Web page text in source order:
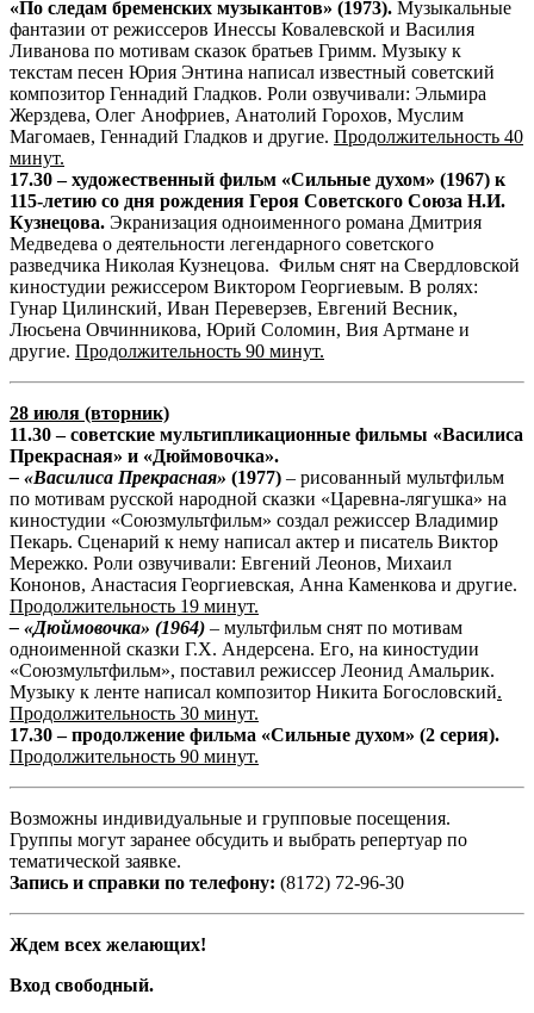
«По следам бременских музыкантов» (1973). Музыкальные
фантазии от режиссеров Инессы Ковалевской и Василия
Ливанова по мотивам сказок братьев Гримм. Музыку к
текстам песен Юрия Энтина написал известный советский
композитор Геннадий Гладков. Роли озвучивали: Эльмира
Жерздева, Олег Анофриев, Анатолий Горохов, Муслим
Магомаев, Геннадий Гладков и другие. Продолжительность 40
минут.
17.30 – художественный фильм «Сильные духом» (1967) к
115-летию со дня рождения Героя Советского Союза Н.И.
Кузнецова. Экранизация одноименного романа Дмитрия
Медведева о деятельности легендарного советского
разведчика Николая Кузнецова. Фильм снят на Свердловской
киностудии режиссером Виктором Георгиевым. В ролях:
Гунар Цилинский, Иван Переверзев, Евгений Весник,
Люсьена Овчинникова, Юрий Соломин, Вия Артмане и
другие. Продолжительность 90 минут.
28 июля (вторник)
11.30 – советские мультипликационные фильмы «Василиса
Прекрасная» и «Дюймовочка».
– «Василиса Прекрасная» (1977) – рисованный мультфильм
по мотивам русской народной сказки «Царевна-лягушка» на
киностудии «Союзмультфильм» создал режиссер Владимир
Пекарь. Сценарий к нему написал актер и писатель Виктор
Мережко. Роли озвучивали: Евгений Леонов, Михаил
Кононов, Анастасия Георгиевская, Анна Каменкова и другие.
Продолжительность 19 минут.
– «Дюймовочка» (1964) – мультфильм снят по мотивам
одноименной сказки Г.Х. Андерсена. Его, на киностудии
«Союзмультфильм», поставил режиссер Леонид Амальрик.
Музыку к ленте написал композитор Никита Богословский.
Продолжительность 30 минут.
17.30 – продолжение фильма «Сильные духом» (2 серия).
Продолжительность 90 минут.
Возможны индивидуальные и групповые посещения.
Группы могут заранее обсудить и выбрать репертуар по
тематической заявке.
Запись и справки по телефону: (8172) 72-96-30
Ждем всех желающих!
Вход свободный.